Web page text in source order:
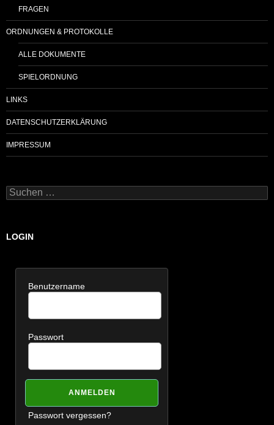
FRAGEN
ORDNUNGEN & PROTOKOLLE
ALLE DOKUMENTE
SPIELORDNUNG
LINKS
DATENSCHUTZERKLÄRUNG
IMPRESSUM
Suchen
nach:
LOGIN
Benutzername
Passwort
Passwort vergessen?